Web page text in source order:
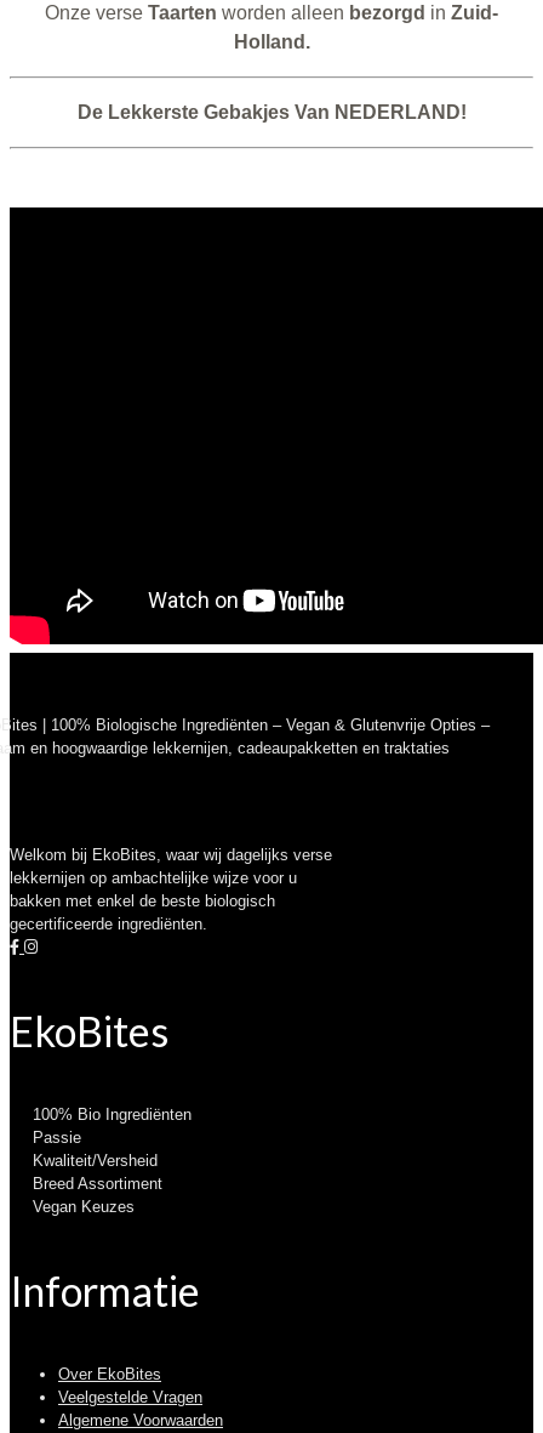
Onze verse Taarten worden alleen bezorgd in Zuid-
Holland.
De Lekkerste Gebakjes Van NEDERLAND!
Welkom bij EkoBites, waar wij dagelijks verse
lekkernijen op ambachtelijke wijze voor u
bakken met enkel de beste biologisch
gecertificeerde ingrediënten.
EkoBites
100% Bio Ingrediënten
Passie
Kwaliteit/Versheid
Breed Assortiment
Vegan Keuzes
Informatie
Over EkoBites
Veelgestelde Vragen
Algemene Voorwaarden